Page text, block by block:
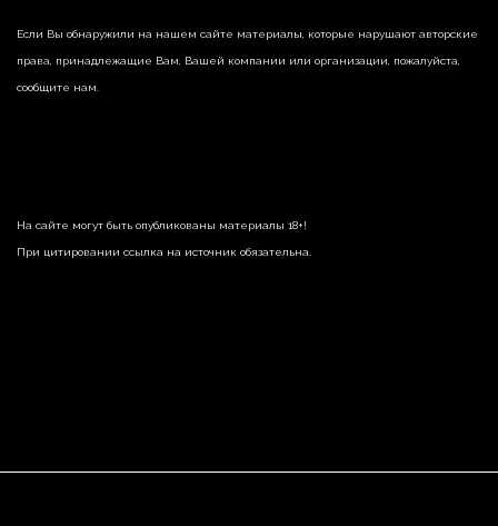
Если Вы обнаружили на нашем сайте материалы, которые нарушают авторские
права, принадлежащие Вам, Вашей компании или организации, пожалуйста,
сообщите нам.
На сайте могут быть опубликованы материалы 18+!
При цитировании ссылка на источник обязательна.